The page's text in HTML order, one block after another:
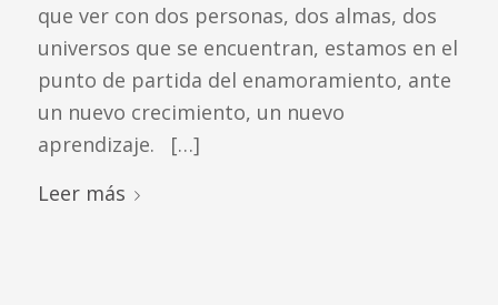
que ver con dos personas, dos almas, dos
universos que se encuentran, estamos en el
punto de partida del enamoramiento, ante
un nuevo crecimiento, un nuevo
aprendizaje. […]
Leer más